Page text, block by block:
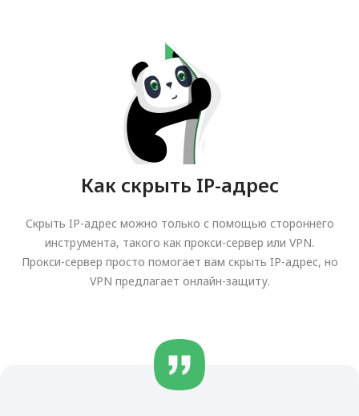
Как скрыть IP-адрес
Скрыть IP-адрес можно только с помощью стороннего
инструмента, такого как прокси-сервер или VPN.
Прокси-сервер просто помогает вам скрыть IP-адрес, но
VPN предлагает онлайн-защиту.